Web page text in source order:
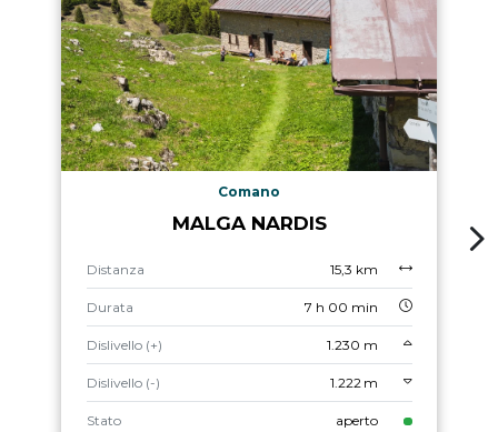
Comano
MALGA NARDIS
Distanza 15,3 km
Durata 7 h 00 min
Dislivello (+) 1.230 m
Dislivello (-) 1.222 m
Stato aperto